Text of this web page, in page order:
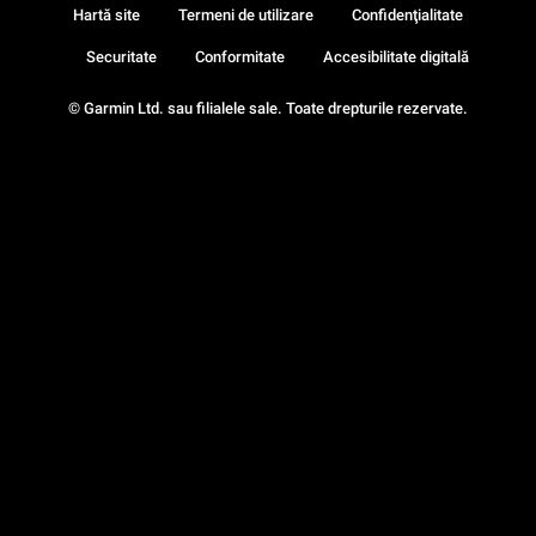
© Garmin Ltd. sau filialele sale. Toate drepturile rezervate.
Hartă site Termeni de utilizare Confidenţialitate
Securitate Conformitate Accesibilitate digitală